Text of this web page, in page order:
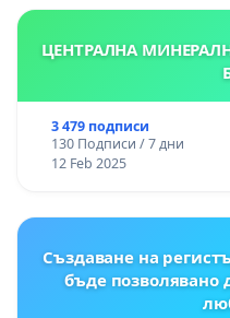
ЦЕНТРАЛНА
3 479 подписи
130 Подписи / 7 дни
12 Feb 2025
Създаване на
бъде